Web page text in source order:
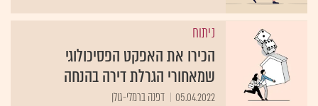
ניתוח
הכירו את האפקט הפסיכולוגי
שמאחורי הגרלת דירה בהנחה
05.04.2022 דפנה ברמלי-גולן